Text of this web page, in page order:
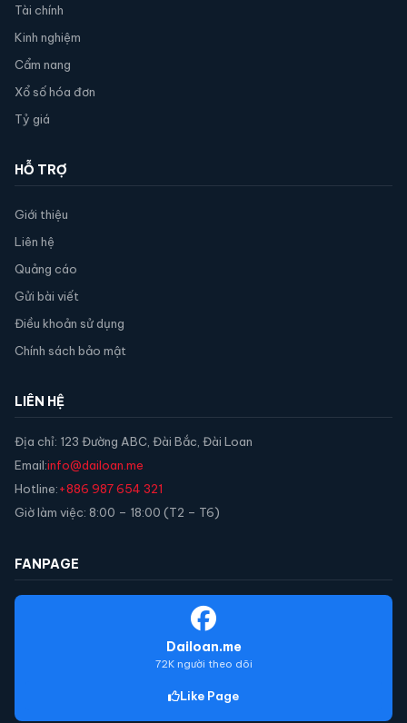
Tài chính
Kinh nghiệm
Cẩm nang
Xổ số hóa đơn
Tỷ giá
HỖ TRỢ
Giới thiệu
Liên hệ
Quảng cáo
Gửi bài viết
Điều khoản sử dụng
Chính sách bảo mật
LIÊN HỆ
Địa chỉ: 123 Đường ABC, Đài Bắc, Đài Loan
Email:info@dailoan.me
Hotline:+886 987 654 321
Giờ làm việc: 8:00 – 18:00 (T2 – T6)
FANPAGE
Dailoan.me
72K người theo dõi
Like Page